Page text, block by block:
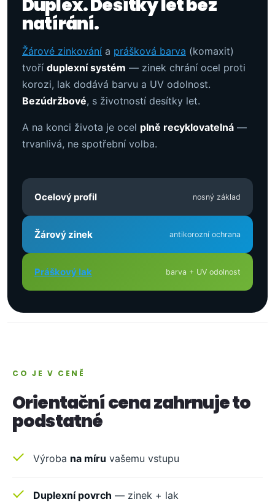
Duplex. Desítky let bez
natírání.
Žárové zinkování a prášková barva (komaxit)
tvoří duplexní systém — zinek chrání ocel proti
korozi, lak dodává barvu a UV odolnost.
Bezúdržbové, s životností desítky let.
A na konci života je ocel plně recyklovatelná —
trvanlivá, ne spotřební volba.
Ocelový profil nosný základ
Žárový zinek antikorozní ochrana
Práškový lak barva + UV odolnost
CO JE V CENĚ
Orientační cena zahrnuje to
podstatné
Výroba na míru vašemu vstupu
Duplexní povrch — zinek + lak